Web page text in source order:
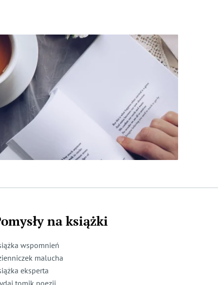
na książki
wspomnień
malucha
eksperta
tomik poezji